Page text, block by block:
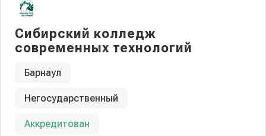
Сибирский колледж
современных технологий
Барнаул
Негосударственный
Аккредитован